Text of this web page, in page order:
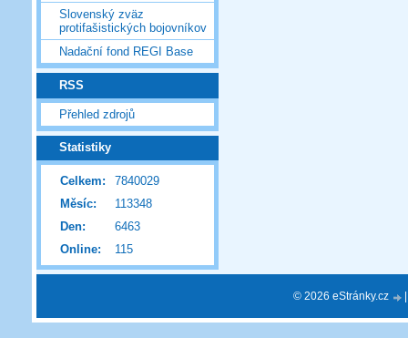
Slovenský zväz
protifašistických bojovníkov
Nadační fond REGI Base
RSS
Přehled zdrojů
Statistiky
Online: 115
Celkem:
7840029
Měsíc:
113348
Den:
6463
© 2026 eStránky.cz